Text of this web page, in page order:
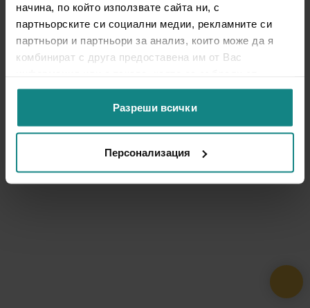
начина, по който използвате сайта ни, с
партньорските си социални медии, рекламните си
партньори и партньори за анализ, които може да я
комбинират с друга предоставена им от Вас
ползването от Ваша страна на услугите им.
Разреши всички
Персонализация